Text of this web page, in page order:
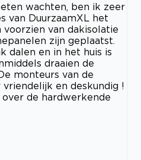
wachten, ben ik zeer
van DuurzaamXL het
van dakisolatie
zijn geplaatst.
dalen en in het huis is
draaien de
monteurs van de
en deskundig !
de hardwerkende